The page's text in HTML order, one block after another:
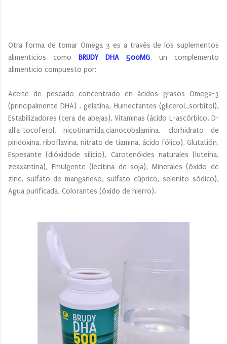
Otra forma de tomar Omega 3 es a través de los suplementos
alimenticios como BRUDY DHA 500MG, un complemento
alimenticio compuesto por:
Aceite de pescado concentrado en ácidos grasos Omega-3
(principalmente DHA) , gelatina, Humectantes (glicerol,,sorbitol),
Estabilizadores (cera de abejas), Vitaminas (ácido L-ascórbico, D-
alfa-tocoferol, nicotinamida,cianocobalamina, clorhidrato de
piridoxina, riboflavina, nitrato de tiamina, ácido fólico), Glutatión,
Espesante (dióxidode silicio), Carotenóides naturales (luteína,
zeaxantina), Emulgente (lecitina de soja), Minerales (óxido de
zinc, sulfato de manganeso, sulfato cúprico, selenito sódico),
Agua purificada, Colorantes (óxido de hierro).